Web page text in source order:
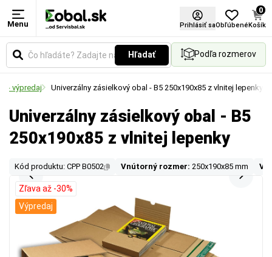
Menu Prihlásiť saObľúbené
0
Košík
Hľadať Podľa rozmerov
- výpredaj Univerzálny zásielkový obal - B5 250x190x85 z vlnitej lepenky
Univerzálny zásielkový obal - B5
250x190x85 z vlnitej lepenky
Kód produktu: CPP B0502 Vnútorný rozmer: 250x190x85 mm
Zľava až -30%
Výpredaj